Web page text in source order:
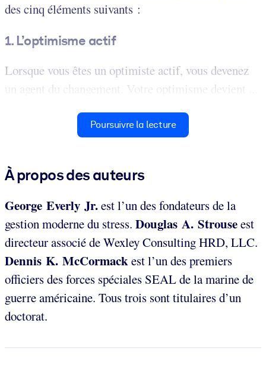
des cinq éléments suivants :
1. L’optimisme actif
Lorsque vous êtes un optimiste actif, vous devenez
un agent du changement. Votre optimisme devient ...
Poursuivre la lecture
À propos des auteurs
George Everly Jr.est l’un des fondateurs de la
gestion moderne du stress. Douglas A. Strouseest
directeur associé de Wexley Consulting HRD, LLC.
Dennis K. McCormackest l’un des premiers
officiers des forces spéciales SEAL de la marine de
guerre américaine. Tous trois sont titulaires d’un
doctorat.